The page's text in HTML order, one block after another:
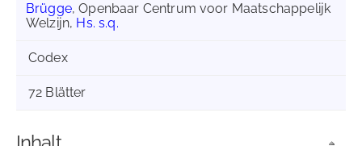
Brügge, Openbaar Centrum voor Maatschappelijk
Welzijn, Hs. s.q.
Codex
72 Blätter